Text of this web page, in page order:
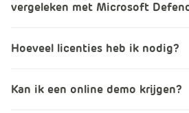
vergeleken met Microsoft
Hoeveel licenties heb ik nodig?
Kan ik een online demo krijgen?